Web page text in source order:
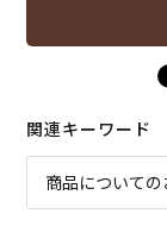
関連キーワード
商品について